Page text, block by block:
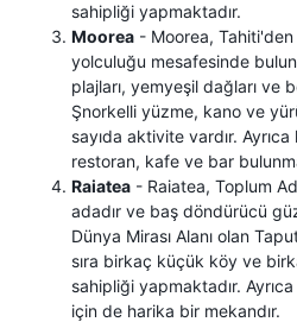
sahipliği yapmaktadır.
Moorea - Moorea,
yolculuğu mesafesinde
plajları, yemyeşil dağları ve
Şnorkelli yüzme, kano ve
sayıda aktivite vardır.
restoran, kafe ve bar
Raiatea - Raiatea, Toplum
adadır ve baş döndürücü
Dünya Mirası Alanı olan
sıra birkaç küçük köy ve
sahipliği yapmaktadır.
için de harika bir mekandır.